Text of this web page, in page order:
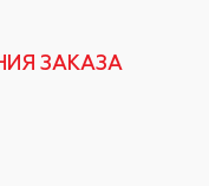
ЗАКАЗА